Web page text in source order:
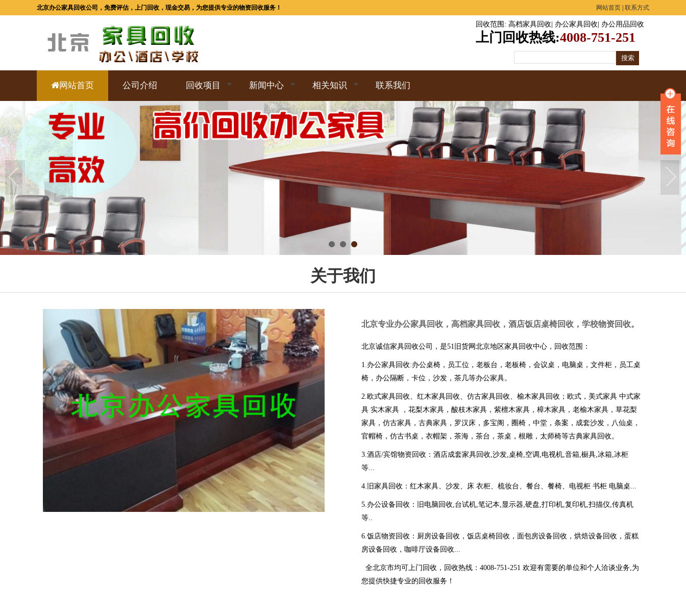
北京办公家具回收公司，免费评估，上门回收，现金交易，为您提供专业的物资回收服务！ 网站首页 联系方式
回收范围 : 高档家具回收 办公家具回收 办公用品回收
上门回收热线:4008-751-251
网站首页 公司介绍 回收项目 新闻中心 相关知识 联系我们
关于我们
北京专业办公家具回收，高档家具回收，酒店饭店桌椅回收，学校物资回收。
北京诚信家具回收公司，是51旧货网北京地区家具回收中心，回收范围：
1.办公家具回收:办公桌椅，员工位，老板台，老板椅，会议桌，电脑桌，文件柜，员工桌
椅，办公隔断，卡位，沙发，茶几等办公家具。
2.欧式家具回收、红木家具回收、仿古家具回收、榆木家具回收； 欧式，美式家具 中式家
具 实木家具 ，花梨木家具，酸枝木家具，紫檀木家具，樟木家具，老榆木家具，草花梨
家具，仿古家具，古典家具，罗汉床，多宝阁，圈椅，中堂，条案，成套沙发，八仙桌，
官帽椅，仿古书桌，衣帽架，茶海，茶台，茶桌，根雕，太师椅等古典家具回收。
3.酒店/宾馆物资 回收：酒店成套家具回收,沙发,桌椅,空调,电视机,音箱,橱具,冰箱,冰柜
等...
4. 旧家具回收：红木家具、沙发、床 衣柜、梳妆台、餐台、餐椅、电视柜 书柜 电脑桌...
5.办公设备回收：旧电脑回收,台试机,笔记本,显示器,硬盘,打印机,复印机,扫描仪,传真机
等..
6.饭店物资回收：厨房设备回收，饭店桌椅回收，面包房设备回收，烘焙设备回收，蛋糕
房设备回收，咖啡厅设备回收...
全北京市均可上门回收，回收热线：4008-751-251 欢迎有需要的单位和个人洽谈业务,为
您提供快捷专业的回收服务！